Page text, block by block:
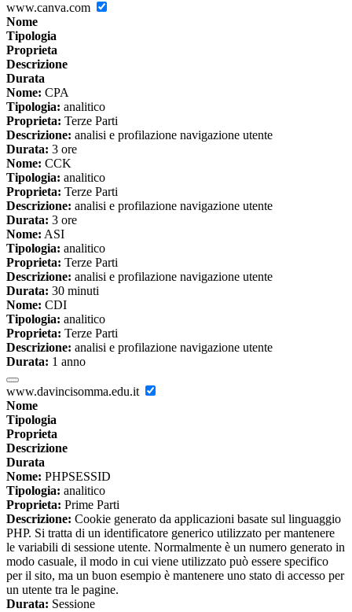
www.canva.com
Nome
Tipologia
Proprieta
Descrizione
Durata
Nome: CPA
Tipologia: analitico
Proprieta: Terze Parti
Descrizione: analisi e profilazione navigazione utente
Durata: 3 ore
Nome: CCK
Tipologia: analitico
Proprieta: Terze Parti
Descrizione: analisi e profilazione navigazione utente
Durata: 3 ore
Nome: ASI
Tipologia: analitico
Proprieta: Terze Parti
Descrizione: analisi e profilazione navigazione utente
Durata: 30 minuti
Nome: CDI
Tipologia: analitico
Proprieta: Terze Parti
Descrizione: analisi e profilazione navigazione utente
Durata: 1 anno
www.davincisomma.edu.it
Nome
Tipologia
Proprieta
Descrizione
Durata
Nome: PHPSESSID
Tipologia: analitico
Proprieta: Prime Parti
Descrizione: Cookie generato da applicazioni basate sul linguaggio
PHP. Si tratta di un identificatore generico utilizzato per mantenere
le variabili di sessione utente. Normalmente è un numero generato in
modo casuale, il modo in cui viene utilizzato può essere specifico
per il sito, ma un buon esempio è mantenere uno stato di accesso per
un utente tra le pagine.
Durata: Sessione